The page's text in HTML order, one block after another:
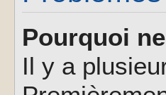
Pourquoi
Il y a